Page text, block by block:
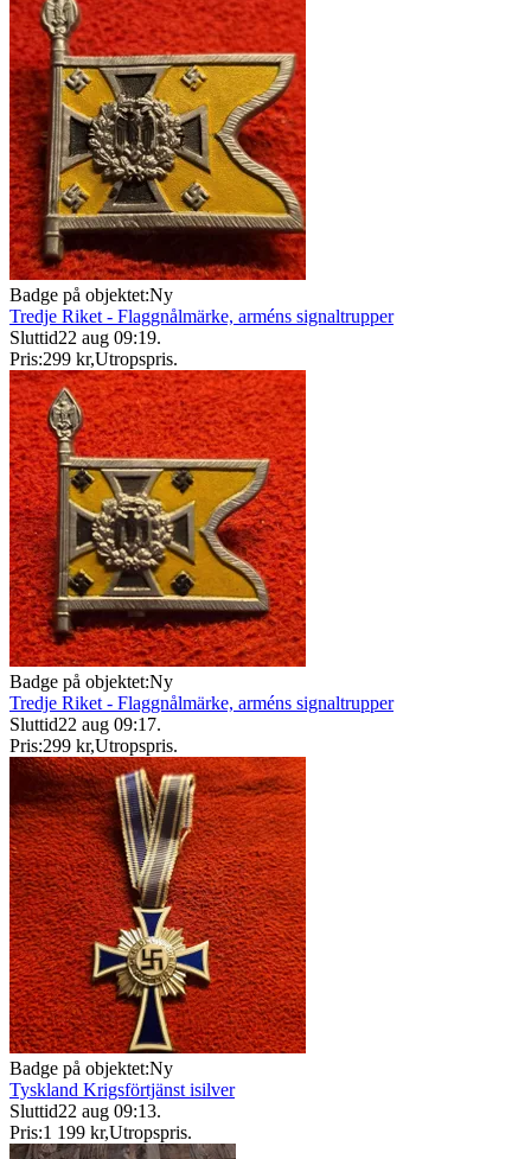
Badge på objektet:Ny
Tredje Riket - Flaggnålmärke, arméns signaltrupper
Sluttid22 aug 09:19.
Pris:299 kr,Utropspris.
Badge på objektet:Ny
Tredje Riket - Flaggnålmärke, arméns signaltrupper
Sluttid22 aug 09:17.
Pris:299 kr,Utropspris.
Badge på objektet:Ny
Tyskland Krigsförtjänst isilver
Sluttid22 aug 09:13.
Pris:1 199 kr,Utropspris.